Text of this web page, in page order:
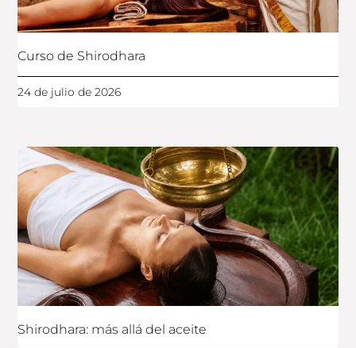
Curso de Shirodhara
24 de julio de 2026
Shirodhara: más allá del aceite